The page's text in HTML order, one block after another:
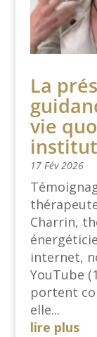
La
vie
17 Fév 2026
Charrin,
internet,
YouTube
portent
elle...
lire plus